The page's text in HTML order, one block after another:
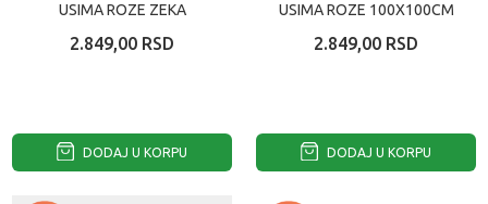
USIMA ROZE ZEKA
2.849,00 RSD
DODAJ U KORPU
USIMA ROZE 100X100CM
2.849,00 RSD
DODAJ U KORPU